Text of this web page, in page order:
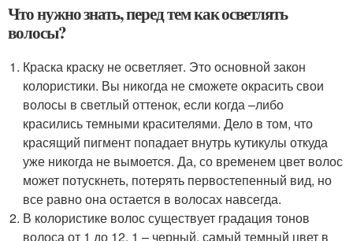
Что нужно знать, перед тем как осветлять
волосы?
Краска краску не осветляет. Это основной закон
колористики. Вы никогда не сможете окрасить свои
волосы в светлый оттенок, если когда –либо
красились темными красителями. Дело в том, что
красящий пигмент попадает внутрь кутикулы откуда
уже никогда не вымоется. Да, со временем цвет волос
может потускнеть, потерять первостепенный вид, но
все равно она остается в волосах навсегда.
В колористике волос существует градация тонов
волоса от 1 до 12. 1 – черный, самый темный цвет в